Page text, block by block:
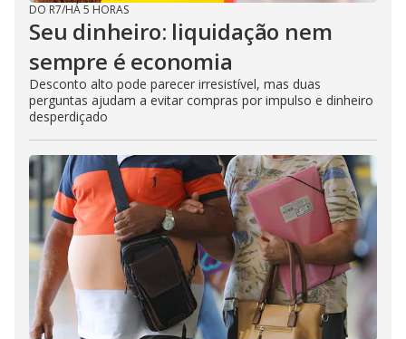
DO R7/HÁ 5 HORAS
Seu dinheiro: liquidação nem
sempre é economia
Desconto alto pode parecer irresistível, mas duas
perguntas ajudam a evitar compras por impulso e dinheiro
desperdiçado